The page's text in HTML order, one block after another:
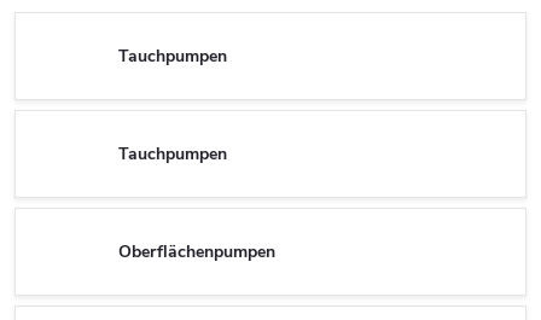
Tauchpumpen
Tauchpumpen
Oberflächenpumpen